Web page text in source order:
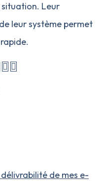
Leur
leur système permet
de mes e-